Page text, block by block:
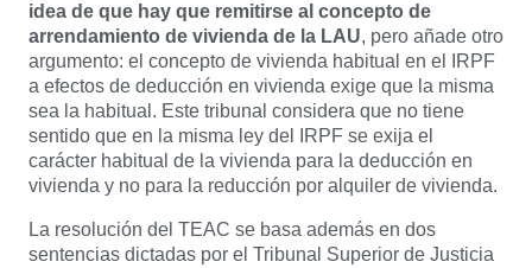
idea de que hay que remitirse al concepto de
arrendamiento de vivienda de la LAU, pero añade otro
argumento: el concepto de vivienda habitual en el IRPF
a efectos de deducción en vivienda exige que la misma
sea la habitual. Este tribunal considera que no tiene
sentido que en la misma ley del IRPF se exija el
carácter habitual de la vivienda para la deducción en
vivienda y no para la reducción por alquiler de vivienda.
La resolución del TEAC se basa además en dos
sentencias dictadas por el Tribunal Superior de Justicia